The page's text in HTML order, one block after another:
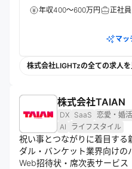
年収400～600万円 正社員
マッ
株式会社LIGHTzの全ての求人を
株式会社TAIAN
DX SaaS 恋愛・婚
AI
ライフスタイル
祝い事とつながりに着目する
ダル・バンケット業界向け
Web招待状・席次表サービ